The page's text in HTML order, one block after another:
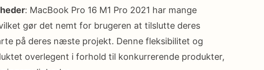
: MacBook Pro 16 M1 Pro 2021 har mange
gør det nemt for brugeren at tilslutte deres
på deres næste projekt. Denne fleksibilitet og
overlegent i forhold til konkurrerende produkter,